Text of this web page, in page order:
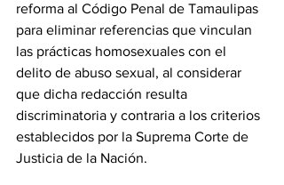
reforma al Código Penal de Tamaulipas
para eliminar referencias que vinculan
las prácticas homosexuales con el
delito de abuso sexual, al considerar
que dicha redacción resulta
discriminatoria y contraria a los criterios
establecidos por la Suprema Corte de
Justicia de la Nación.